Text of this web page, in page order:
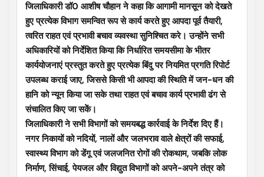
जिलाधिकारी डॉ0 आशीष चौहान ने कहा कि आगामी मानसून को देखते
हुए प्रत्येक विभाग समन्वित रूप से कार्य करते हुए आपदा पूर्व तैयारी,
त्वरित राहत एवं प्रभावी बचाव व्यवस्था सुनिश्चित करे। उन्होंने सभी
अधिकारियों को निर्देशित किया कि निर्धारित समयसीमा के भीतर
कार्ययोजनाएं प्रस्तुत करते हुए प्रत्येक बिंदु पर नियमित प्रगति रिपोर्ट
उपलब्ध कराई जाए, जिससे किसी भी आपदा की स्थिति में जन-धन की
हानि को न्यून किया जा सके तथा राहत एवं बचाव कार्य प्रभावी ढंग से
संचालित किए जा सकेें।
जिलाधिकारी ने सभी विभागों को समयबद्ध कार्रवाई के निर्देश दिए हैं।
नगर निकायों को नदियों, नालों और जलभराव वाले क्षेत्रों की सफाई,
स्वास्थ्य विभाग को डेंगू एवं जलजनित रोगों की रोकथाम, जबकि लोक
निर्माण, सिंचाई, पेयजल और विद्युत विभागों को अपने-अपने तंत्र को